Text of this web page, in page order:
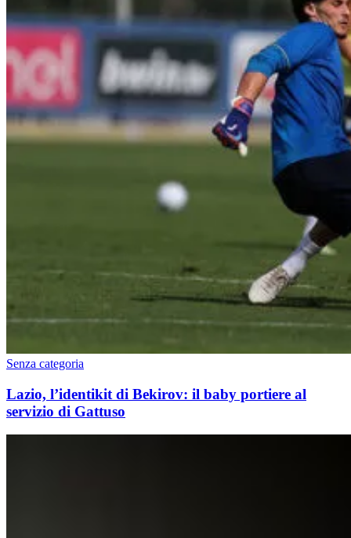
Senza categoria
Lazio, l’identikit di Bekirov: il baby portiere al
servizio di Gattuso